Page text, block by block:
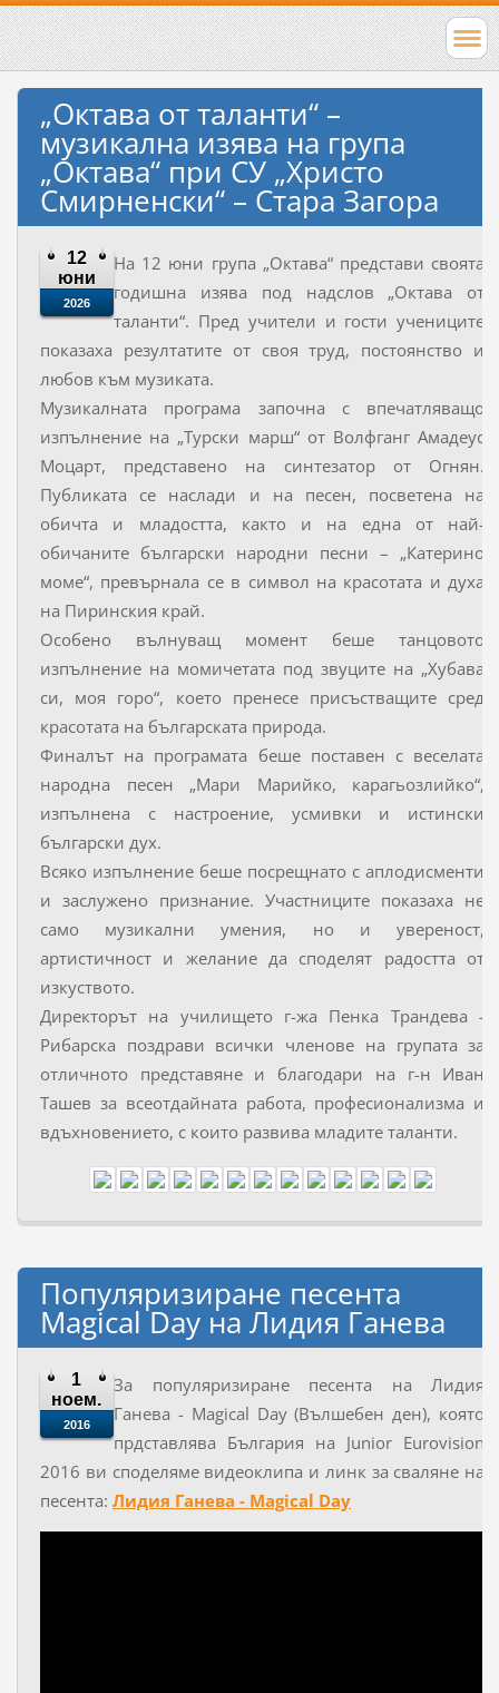
„Октава от таланти“ –
музикална изява на група
„Октава“ при СУ „Христо
Смирненски“ – Стара Загорa
12
юни
2026
На 12 юни група „Октава“ представи своята
годишна изява под надслов „Октава от
таланти“. Пред учители и гости учениците
показаха резултатите от своя труд, постоянство и
любов към музиката.
Музикалната програма започна с впечатляващо
изпълнение на „Турски марш“ от Волфганг Амадеус
Моцарт, представено на синтезатор от Огнян.
Публиката се наслади и на песен, посветена на
обичта и младостта, както и на една от най-
обичаните български народни песни – „Катерино
моме“, превърнала се в символ на красотата и духа
на Пиринския край.
Особено вълнуващ момент беше танцовото
изпълнение на момичетата под звуците на „Хубава
си, моя горо“, което пренесе присъстващите сред
красотата на българската природа.
Финалът на програмата беше поставен с веселата
народна песен „Мари Марийко, карагьозлийко“,
изпълнена с настроение, усмивки и истински
български дух.
Всяко изпълнение беше посрещнато с аплодисменти
и заслужено признание. Участниците показаха не
само музикални умения, но и увереност,
артистичност и желание да споделят радостта от
изкуството.
Директорът на училището г-жа Пенка Трандева -
Рибарска поздрави всички членове на групата за
отличното представяне и благодари на г-н Иван
Ташев за всеотдайната работа, професионализма и
вдъхновението, с които развива младите таланти.
Популяризиране песента
Magical Day на Лидия Ганева
1
ноем.
2016
За популяризиране песента на Лидия
Ганева - Magical Day (Вълшебен ден), която
прдставлява България на Junior Eurovision
2016 ви споделяме видеоклипа и линк за сваляне на
песента: Лидия Ганева - Magical Day